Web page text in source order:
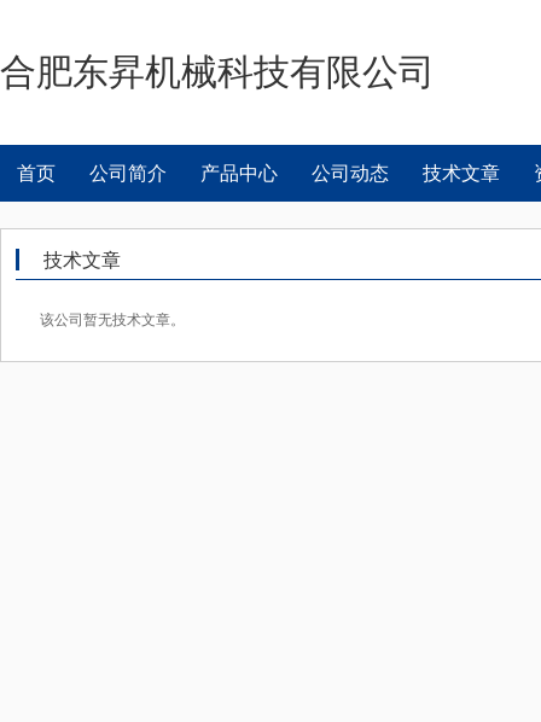
合肥东昇机械科技有限公司
首页 公司简介 产品中心 公司动态 技术文章
技术文章
该公司暂无技术文章。